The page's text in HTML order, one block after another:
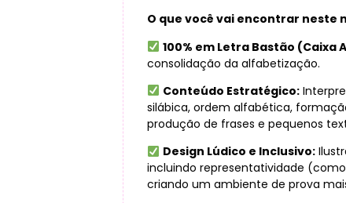
O que você vai encontrar neste
100% em Letra Bastão (Caixa
consolidação da alfabetização.
Conteúdo Estratégico:
silábica, ordem alfabética,
produção de frases e pequenos
Design Lúdico e Inclusivo:
incluindo representatividade
criando um ambiente de prova